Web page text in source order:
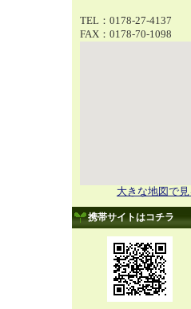
TEL：0178-27-4137
FAX：0178-70-1098
大きな地図で見
携帯サイトはコチラ